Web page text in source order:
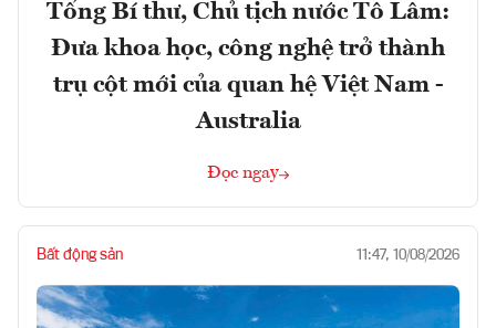
Tổng Bí thư, Chủ tịch nước Tô Lâm:
Đưa khoa học, công nghệ trở thành
trụ cột mới của quan hệ Việt Nam -
Australia
Đọc ngay
Bất động sản 11:47, 10/08/2026